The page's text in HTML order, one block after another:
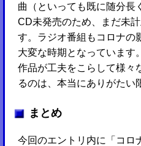
曲（といっても既に随分長
CD未発売のため、まだ未
す。ラジオ番組もコロナの
大変な時期となっています
作品が工夫をこらして様々
るのは、本当にありがたい
まとめ
今回のエントリ内に「コロ